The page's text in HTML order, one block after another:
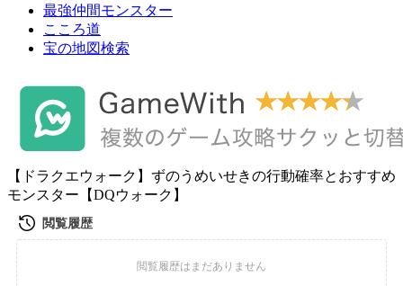
最強仲間モンスター
こころ道
宝の地図検索
【ドラクエウォーク】ずのうめいせきの行動確率とおすすめ
モンスター【DQウォーク】